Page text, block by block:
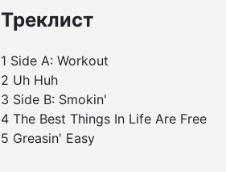
Треклист
1 Side A: Workout
2 Uh Huh
3 Side B: Smokin'
4 The Best Things In Life Are Free
5 Greasin' Easy